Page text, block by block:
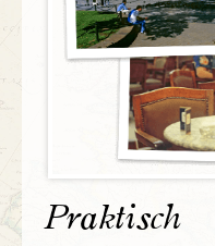
Praktisch